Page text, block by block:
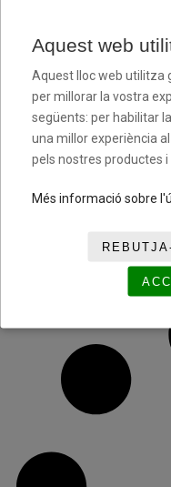
Aquest web
Aquest lloc web utilitza
per millorar la vostra
següents: per habilitar
una millor experiència
pels nostres productes i
Més informació sobre